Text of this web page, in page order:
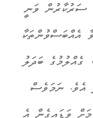
ސރކރން ވނ
އެއްބަސްވުންތަކާ
ބަދަލު
އވެ. ނމވސ